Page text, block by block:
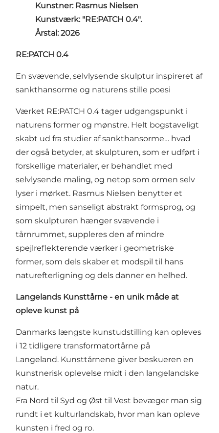
Kunstner: Rasmus Nielsen
Kunstværk: "RE:PATCH 0.4".
Årstal: 2026
RE:PATCH 0.4
En svævende, selvlysende skulptur inspireret af
sankthansorme og naturens stille poesi
Værket RE:PATCH 0.4 tager udgangspunkt i
naturens former og mønstre. Helt bogstaveligt
skabt ud fra studier af sankthansorme… hvad
der også betyder, at skulpturen, som er udført i
forskellige materialer, er behandlet med
selvlysende maling, og netop som ormen selv
lyser i mørket. Rasmus Nielsen benytter et
simpelt, men sanseligt abstrakt formsprog, og
som skulpturen hænger svævende i
tårnrummet, suppleres den af mindre
spejlreflekterende værker i geometriske
former, som dels skaber et modspil til hans
naturefterligning og dels danner en helhed.
Langelands Kunsttårne - en unik måde at
opleve kunst på
Danmarks længste kunstudstilling kan opleves
i 12 tidligere transformatortårne på
Langeland. Kunsttårnene giver beskueren en
kunstnerisk oplevelse midt i den langelandske
natur.
Fra Nord til Syd og Øst til Vest bevæger man sig
rundt i et kulturlandskab, hvor man kan opleve
kunsten i fred og ro.